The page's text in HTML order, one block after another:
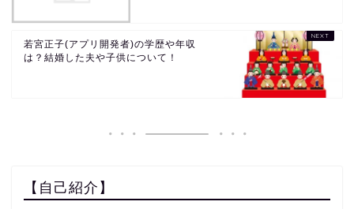
若宮正子(アプリ開発者)の学歴や年収
は？結婚した夫や子供について！
【自己紹介】